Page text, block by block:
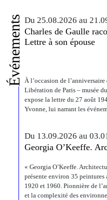
Événements Du 25.08.2026 au
Charles de Gaulle
Lettre à son épouse
À l’occasion de
Libération de Paris – musée
expose la lettre du 27 août
Yvonne, lui narrant les
Du 13.09.2026 au
Georgia O’Keeffe.
« Georgia O’Keeffe.
présente environ 35 peintures
1920 et 1960. Pionnière de
et la complexité des